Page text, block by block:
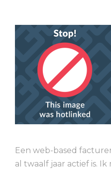
Een web-based
al twaalf jaar actief is.